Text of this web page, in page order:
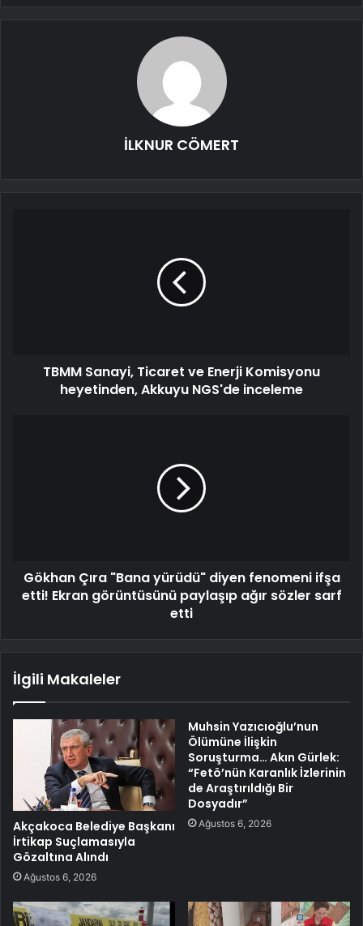
İLKNUR CÖMERT
TBMM Sanayi, Ticaret ve Enerji Komisyonu
heyetinden, Akkuyu NGS'de inceleme
Gökhan Çıra "Bana yürüdü" diyen fenomeni ifşa
etti! Ekran görüntüsünü paylaşıp ağır sözler sarf
etti
İlgili Makaleler
Akçakoca Belediye Başkanı
İrtikap Suçlamasıyla
Gözaltına Alındı
Ağustos 6, 2026
Muhsin Yazıcıoğlu’nun
Ölümüne İlişkin
Soruşturma… Akın Gürlek:
“Fetö’nün Karanlık İzlerinin
de Araştırıldığı Bir
Dosyadır”
Ağustos 6, 2026